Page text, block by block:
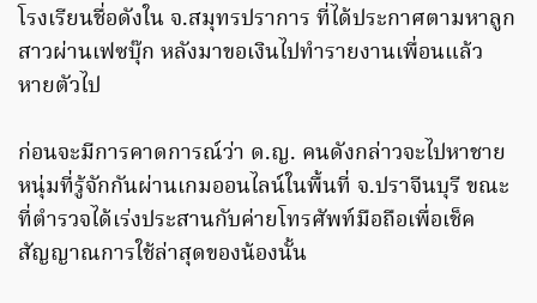
โรงเรียนชื่อดังใน จ.สมุทรปราการ ที่ได้ประกาศตามหาลูก
สาวผ่านเฟซบุ๊ก หลังมาขอเงินไปทำรายงานเพื่อนแล้ว
หายตัวไป
ก่อนจะมีการคาดการณ์ว่า ด.ญ. คนดังกล่าวจะไปหาชาย
หนุ่มที่รู้จักกันผ่านเกมออนไลน์ในพื้นที่ จ.ปราจีนบุรี ขณะ
ที่ตำรวจได้เร่งประสานกับค่ายโทรศัพท์มือถือเพื่อเช็ค
สัญญาณการใช้ล่าสุดของน้องนั้น